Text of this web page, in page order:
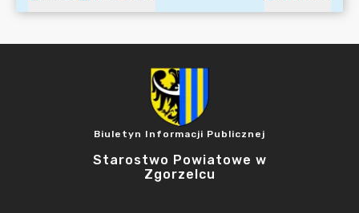
Biuletyn Informacji Publicznej
Starostwo Powiatowe w
Zgorzelcu